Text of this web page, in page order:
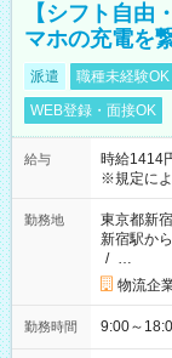
【シフト自由
マホの充電を
派遣 職種未経験OK
WEB登録・面接OK
給与
時給1414
※規定に
勤務地
東京都新
新宿駅か
/ …
物流企
勤務時間 9:00～